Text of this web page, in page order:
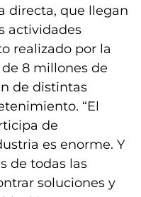
directa, que llegan
actividades
realizado por la
8 millones de
de distintas
“El
de
es enorme. Y
de todas las
soluciones y